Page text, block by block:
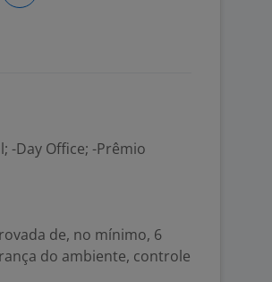
-Day Office; -Prêmio
de, no mínimo, 6
do ambiente, controle